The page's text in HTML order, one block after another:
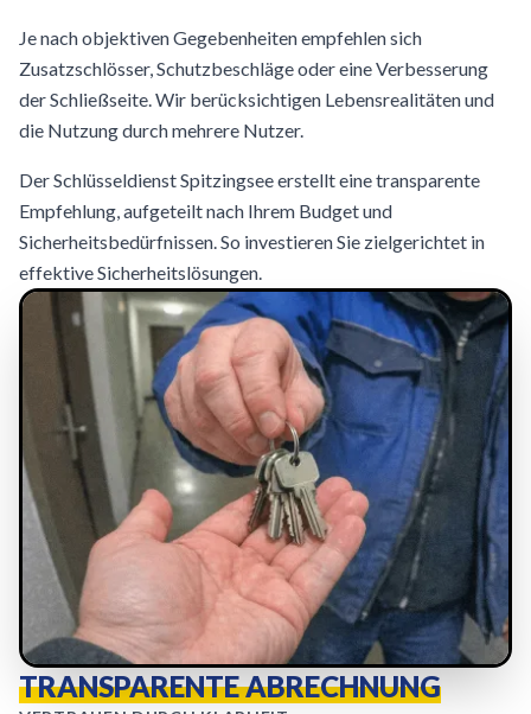
Je nach objektiven Gegebenheiten empfehlen sich
Zusatzschlösser, Schutzbeschläge oder eine Verbesserung
der Schließseite. Wir berücksichtigen Lebensrealitäten und
die Nutzung durch mehrere Nutzer.
Der Schlüsseldienst Spitzingsee erstellt eine transparente
Empfehlung, aufgeteilt nach Ihrem Budget und
Sicherheitsbedürfnissen. So investieren Sie zielgerichtet in
effektive Sicherheitslösungen.
TRANSPARENTE ABRECHNUNG